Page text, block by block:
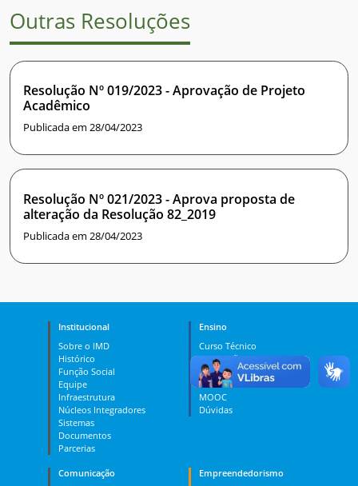
Outras Resoluções
Resolução Nº 019/2023 - Aprovação de Projeto
Acadêmico
Publicada em 28/04/2023
Resolução Nº 021/2023 - Aprova proposta de
alteração da Resolução 82_2019
Publicada em 28/04/2023
Institucional
Sobre o IMD
Histórico
Função Social
Equipe
Infraestrutura
Núcleos Integradores
Sistemas
Documentos
Parcerias
Ensino
Curso Técnico
Graduação
Pós-graduação
PES
MOOC
Dúvidas
Comunicação
Empreendedorismo